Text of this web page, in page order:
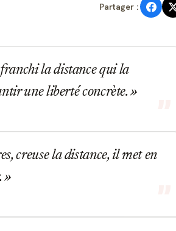
Partager :
la distance qui la
une liberté concrète.
creuse la distance, il met en